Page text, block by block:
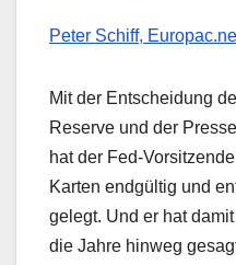
Peter Schiff,
Mit der Entscheidung
Reserve und der
hat der Fed-
Karten endgültig und
gelegt. Und er hat
die Jahre hinweg